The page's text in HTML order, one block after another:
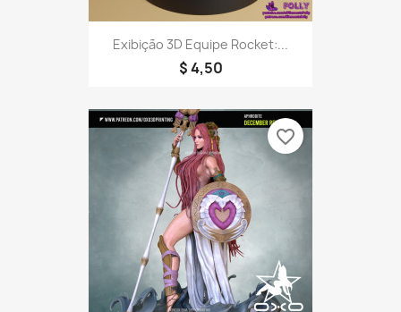
Exibição 3D Equipe Rocket:...
$ 4,50
favorite_border